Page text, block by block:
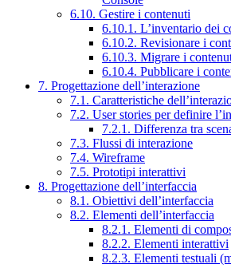
6.10. Gestire i contenuti
6.10.1. L’inventario dei
6.10.2. Revisionare i
6.10.3. Migrare i
6.10.4. Pubblicare i
7. Progettazione dell’interazione
7.1. Caratteristiche
7.2. User stories per definire
7.2.1. Differenza tra
7.3. Flussi di interazione
7.4. Wireframe
7.5. Prototipi interattivi
8. Progettazione dell’interfaccia
8.1. Obiettivi dell’interfaccia
8.2. Elementi dell’interfaccia
8.2.1. Elementi di
8.2.2. Elementi interattivi
8.2.3. Elementi testuali